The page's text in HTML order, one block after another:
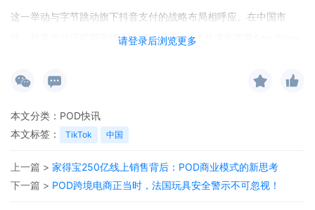
请登录后浏览更多
这一举动与字节跳动旗下抖音支付的战略布局相呼应。在中国市
场，抖音支付已扩展至线下场景，还于今年8月成为苹果App Store
进一步增强TikTok平台在东南亚市场的交易闭环能力，为电商业务
言，这意味着在东南亚市场的销售流程将更加顺畅，交易效率有望
大幅提升。
在跨境电商POD（按需印刷）方面，随着TikTok等平台电商业务的
发展，也可能迎来新的机遇。POD模式能够根据订单需求进行个性
本文分类： POD快讯
本文标签：
TikTok 中国
上一篇 > 家得宝250亿线上销售背后：POD商业模式的新思考
下一篇 > POD跨境电商正当时，法国玩具安全警示不可忽视！